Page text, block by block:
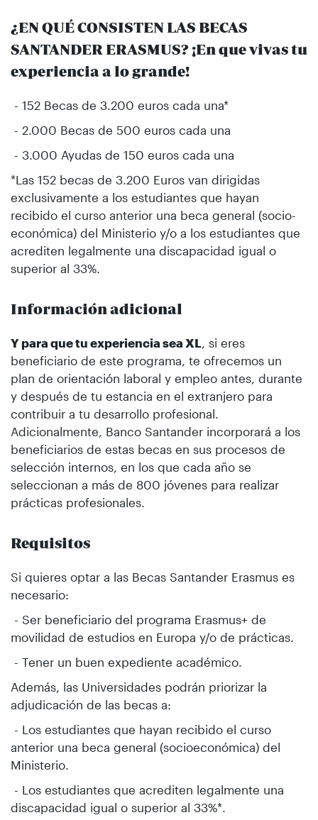
¿EN QUÉ CONSISTEN LAS BECAS
SANTANDER ERASMUS? ¡En que vivas tu
experiencia a lo grande!
- 152 Becas de 3.200 euros cada una*
- 2.000 Becas de 500 euros cada una
- 3.000 Ayudas de 150 euros cada una
*Las 152 becas de 3.200 Euros van dirigidas
exclusivamente a los estudiantes que hayan
recibido el curso anterior una beca general (socio-
económica) del Ministerio y/o a los estudiantes que
acrediten legalmente una discapacidad igual o
superior al 33%.
Información adicional
Y para que tu experiencia sea XL, si eres
beneficiario de este programa, te ofrecemos un
plan de orientación laboral y empleo antes, durante
y después de tu estancia en el extranjero para
contribuir a tu desarrollo profesional.
Adicionalmente, Banco Santander incorporará a los
beneficiarios de estas becas en sus procesos de
selección internos, en los que cada año se
seleccionan a más de 800 jóvenes para realizar
prácticas profesionales.
Requisitos
Si quieres optar a las Becas Santander Erasmus es
necesario:
- Ser beneficiario del programa Erasmus+ de
movilidad de estudios en Europa y/o de prácticas.
- Tener un buen expediente académico.
Además, las Universidades podrán priorizar la
adjudicación de las becas a:
- Los estudiantes que hayan recibido el curso
anterior una beca general (socioeconómica) del
Ministerio.
- Los estudiantes que acrediten legalmente una
discapacidad igual o superior al 33%*.